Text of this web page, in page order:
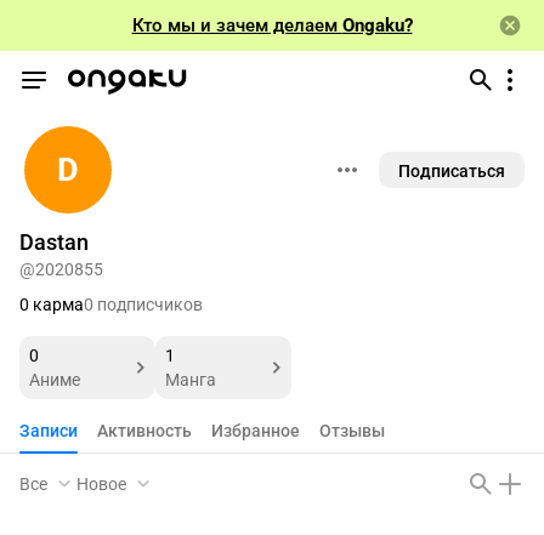
Кто мы и зачем делаем Ongaku?
D
Dastan
Подписаться
@2020855
0 карма0 подписчиков
0
Аниме
1
Манга
Записи Активность Избранное Отзывы
Все Новое